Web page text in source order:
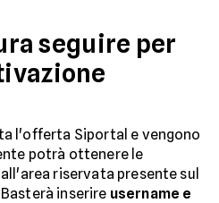
seguire per
l'offerta Siportal e vengono
potrà ottenere le
riservata presente sul
inserire username e